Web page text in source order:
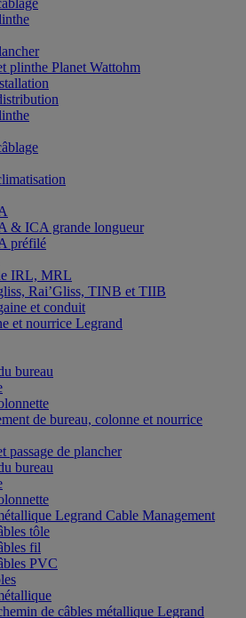
plinthe Planet Wattohm
& ICA grande longueur
préfilé
IRL, MRL
Rai’Gliss, TINB et TIIB
et conduit
et nourrice Legrand
bureau
de bureau, colonne et nourrice
passage de plancher
bureau
Legrand Cable Management
tôle
fil
PVC
de câbles métallique Legrand